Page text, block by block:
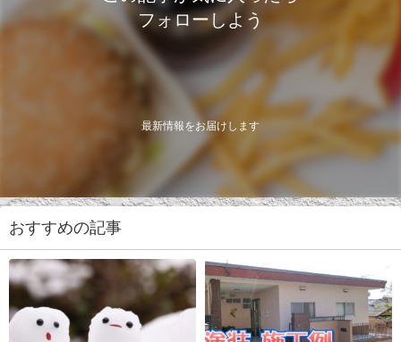
フォローしよう
最新情報をお届けします
おすすめの記事